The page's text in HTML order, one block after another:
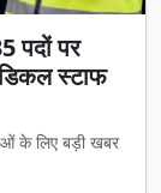
पदों पर
स्टाफ
के लिए बड़ी खबर